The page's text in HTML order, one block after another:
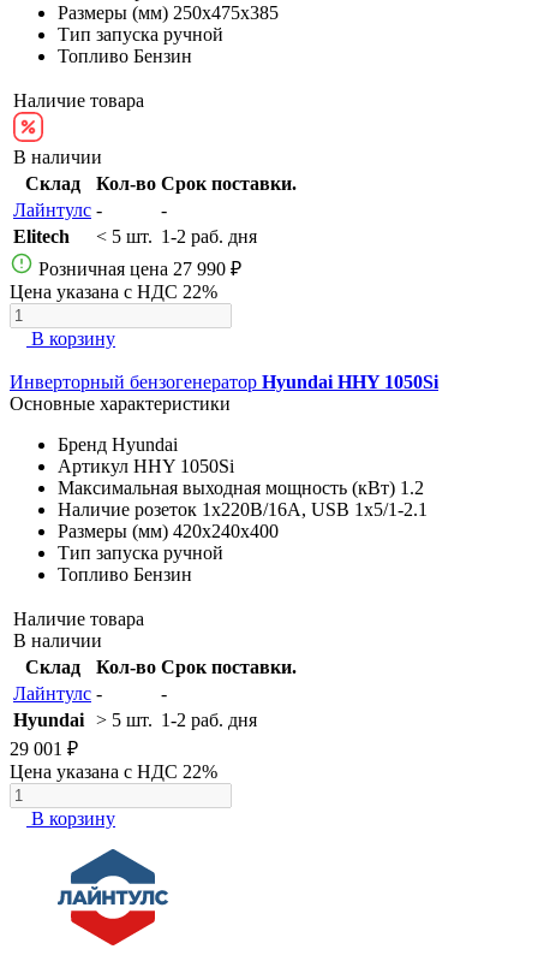
Размеры (мм) 250х475х385
Тип запуска ручной
Топливо Бензин
Наличие товара
В наличии
Склад
Кол-во Срок поставки.
Лайнтулс -
-
Elitech
< 5 шт. 1-2 раб. дня
Розничная цена 27 990 ₽
Цена указана с НДС 22%
В корзину
Инверторный бензогенератор Hyundai HHY 1050Si
Основные характеристики
Бренд Hyundai
Артикул HHY 1050Si
Максимальная выходная мощность (кВт) 1.2
Наличие розеток 1х220В/16A, USB 1х5/1-2.1
Размеры (мм) 420x240x400
Тип запуска ручной
Топливо Бензин
Наличие товара
В наличии
Склад
Кол-во Срок поставки.
Лайнтулс -
-
Hyundai > 5 шт. 1-2 раб. дня
29 001 ₽
Цена указана с НДС 22%
В корзину